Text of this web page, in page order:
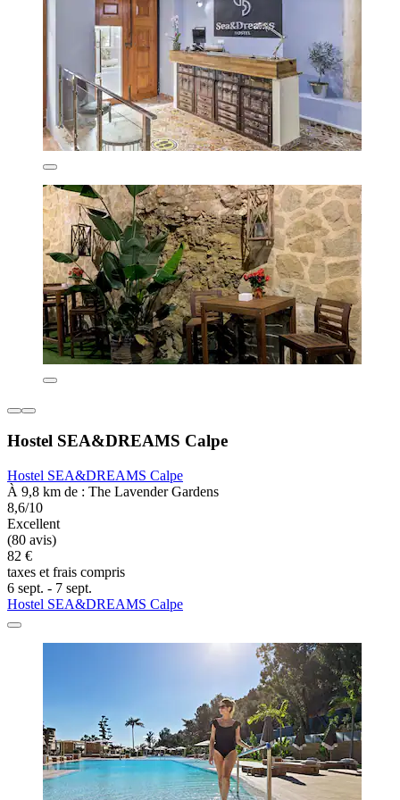
Hostel SEA&DREAMS Calpe
Hostel SEA&DREAMS Calpe
À 9,8 km de : The Lavender Gardens
8,6/10
Excellent
(80 avis)
82 €
taxes et frais compris
6 sept. - 7 sept.
Hostel SEA&DREAMS Calpe